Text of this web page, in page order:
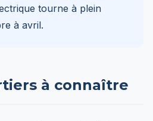
tourne à plein
à avril.
à connaître